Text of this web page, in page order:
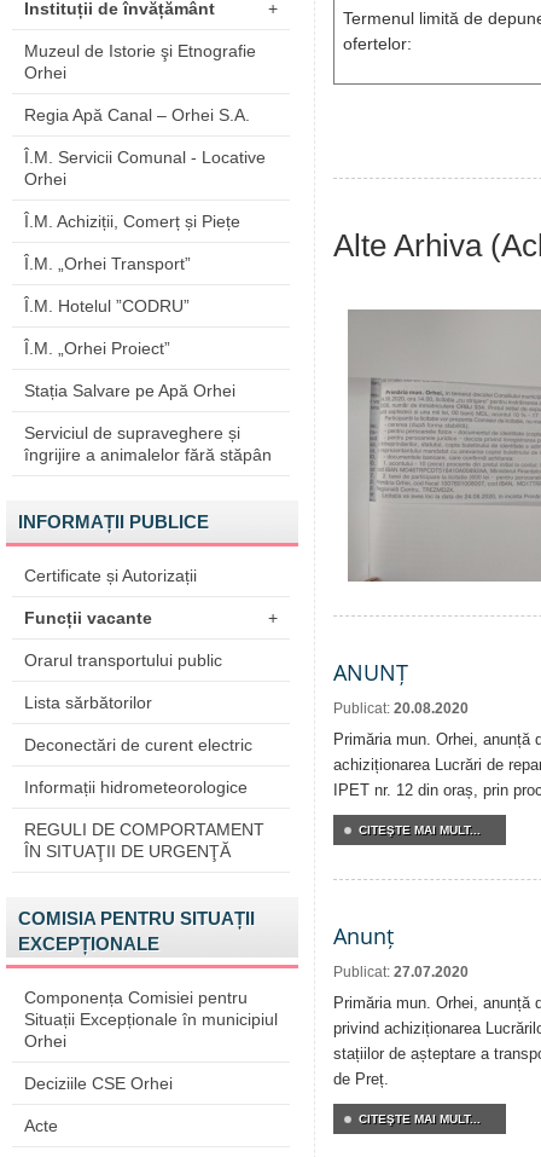
Instituții de învățământ +
Muzeul de Istorie şi Etnografie
Orhei
Regia Apă Canal – Orhei S.A.
Î.M. Servicii Comunal - Locative
Orhei
Î.M. Achiziții, Comerț și Piețe
Î.M. „Orhei Transport”
Î.M. Hotelul ”CODRU”
Î.M. „Orhei Proiect”
Stația Salvare pe Apă Orhei
Serviciul de supraveghere și
îngrijire a animalelor fără stăpân
INFORMAȚII PUBLICE
Certificate și Autorizații
Funcții vacante +
Orarul transportului public
Lista sărbătorilor
Deconectări de curent electric
Informații hidrometeorologice
REGULI DE COMPORTAMENT
ÎN SITUAŢII DE URGENŢĂ
COMISIA PENTRU SITUAȚII
EXCEPȚIONALE
Componența Comisiei pentru
Situații Excepționale în municipiul
Orhei
Deciziile CSE Orhei
Acte
Termenul limită de
ofertelor:
Alte Arhiva
ANUNȚ
Publicat: 20.08.2020
Primăria mun. Orhei, anunță
achiziționarea Lucrări de
IPET nr. 12 din oraș, prin
CITEŞTE MAI MULT...
Anunț
Publicat: 27.07.2020
Primăria mun. Orhei, anunță
privind achiziționarea
stațiilor de așteptare a
de Preț.
CITEŞTE MAI MULT...